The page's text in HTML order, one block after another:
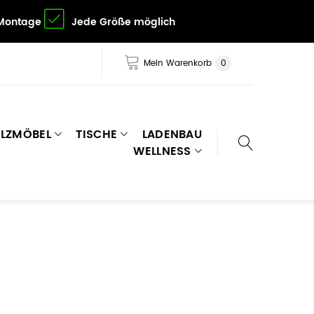
Jede Größe möglich
Mein Warenkorb 0
TISCHE
LADENBAU
WELLNESS